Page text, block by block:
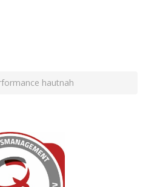
hautnah